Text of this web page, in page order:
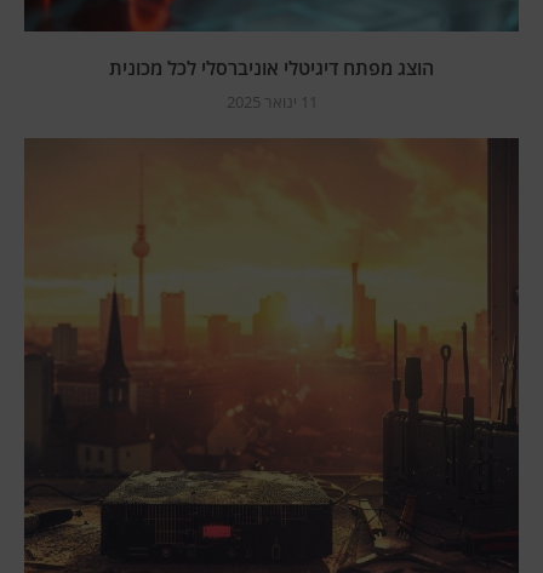
הוצג מפתח דיגיטלי אוניברסלי לכל מכונית
11 ינואר 2025